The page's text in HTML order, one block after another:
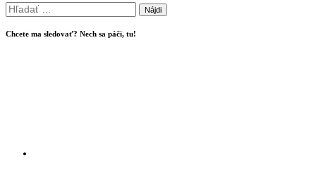
Hľadať:
Chcete ma sledovať? Nech sa páči, tu!